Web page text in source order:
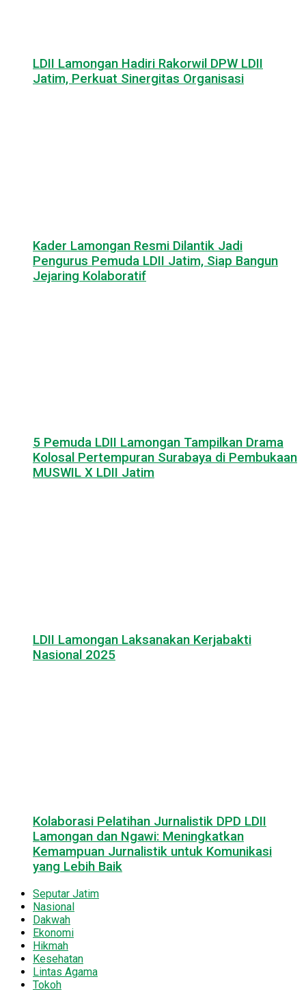
LDII Lamongan Hadiri Rakorwil DPW LDII
Jatim, Perkuat Sinergitas Organisasi
Kader Lamongan Resmi Dilantik Jadi
Pengurus Pemuda LDII Jatim, Siap Bangun
Jejaring Kolaboratif
5 Pemuda LDII Lamongan Tampilkan Drama
Kolosal Pertempuran Surabaya di Pembukaan
MUSWIL X LDII Jatim
LDII Lamongan Laksanakan Kerjabakti
Nasional 2025
Kolaborasi Pelatihan Jurnalistik DPD LDII
Lamongan dan Ngawi: Meningkatkan
Kemampuan Jurnalistik untuk Komunikasi
yang Lebih Baik
Seputar Jatim
Nasional
Dakwah
Ekonomi
Hikmah
Kesehatan
Lintas Agama
Tokoh